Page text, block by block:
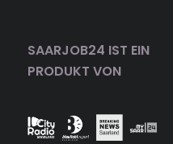
SAARJOB24 IST EIN
PRODUKT VON